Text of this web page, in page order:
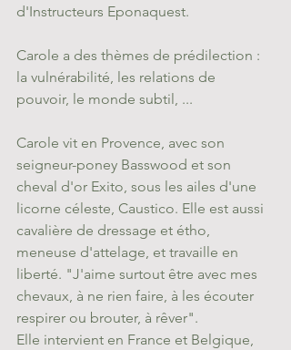
d'Instructeurs Eponaquest.
Carole a des thèmes de prédilection :
la vulnérabilité, les relations de
pouvoir, le monde subtil, ...
Carole vit en Provence, avec son
seigneur-poney Basswood et son
cheval d'or Exito, sous les ailes d'une
licorne céleste, Caustico. Elle est aussi
cavalière de dressage et étho,
meneuse d'attelage, et travaille en
liberté. "J'aime surtout être avec mes
chevaux, à ne rien faire, à les écouter
respirer ou brouter, à rêver".
Elle intervient en France et Belgique,